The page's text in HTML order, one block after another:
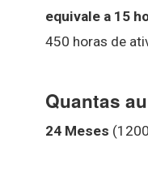
equivale a 15
450 horas de
Quantas
24 Meses